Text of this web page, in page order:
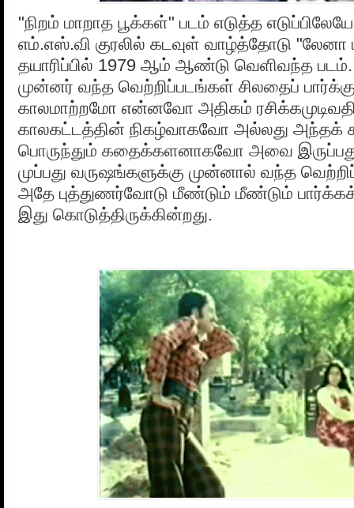
"நிறம் மாறாத பூக்கள்" படம் எடுத்த
எம்.எஸ்.வி குரலில் கடவுள் வாழ்த்தோடு
தயாரிப்பில் 1979 ஆம் ஆண்டு வெளிவந்த
முன்னர் வந்த வெற்றிப்படங்கள் சிலதைப்
காலமாற்றமோ என்னவோ அதிகம்
காலகட்டத்தின் நிகழ்வாகவோ அல்லது அந்தக்
பொருந்தும் கதைக்களனாகவோ அவை
முப்பது வருஷங்களுக்கு முன்னால் வந்த
அதே புத்துணர்வோடு மீண்டும் மீண்டும் பார்க்கக்
இது கொடுத்திருக்கின்றது.